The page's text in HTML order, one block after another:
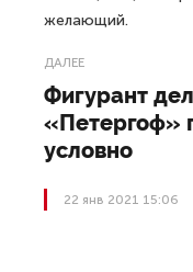
желающий.
ДАЛЕЕ
Фигурант
«Петергоф»
условно
22 янв 2021 15:06